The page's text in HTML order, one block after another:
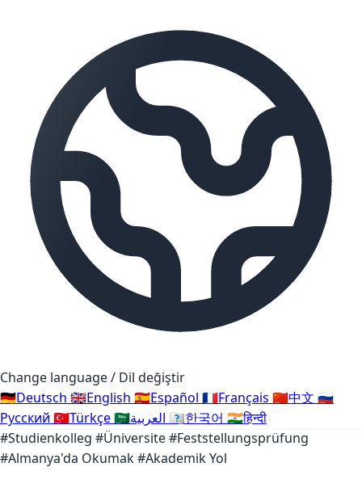
Change language / Dil değiştir
🇩🇪Deutsch 🇬🇧English 🇪🇸Español 🇫🇷Français 🇨🇳中文 🇷🇺
Русский 🇹🇷Türkçe🇸🇦 🇰🇷한국어 🇮🇳हिन्दी
#Studienkolleg #Üniversite#Feststellungsprüfung
#Almanya'da Okumak#Akademik Yol